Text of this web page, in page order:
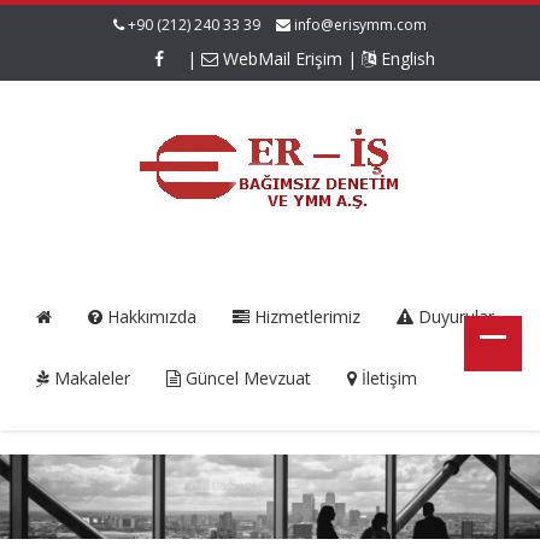
+90 (212) 240 33 39 info@erisymm.com
| WebMail Erişim | English
Hakkımızda Hizmetlerimiz Duyurular
Makaleler Güncel Mevzuat İletişim